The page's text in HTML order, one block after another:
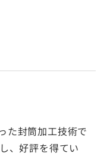
た封筒加工技術で
、好評を得てい